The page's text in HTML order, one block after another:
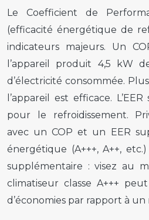
Le Coefficient de
(efficacité énergétique de
indicateurs majeurs. Un
l’appareil produit 4,5 kW
d’électricité consommée.
l’appareil est efficace.
pour le refroidissement.
avec un COP et un EER
énergétique (A+++, A++,
supplémentaire : visez au
climatiseur classe A+++
d’économies par rapport à un